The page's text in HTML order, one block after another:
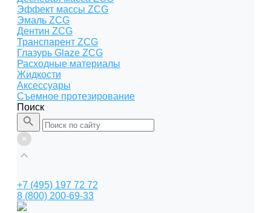
Эффект массы ZCG
Эмаль ZCG
Дентин ZCG
Транспарент ZCG
Глазурь Glaze ZCG
Расходные материалы
Жидкости
Аксессуары
Съемное протезирование
Поиск
+7 (495) 197 72 72
8 (800) 200-69-33